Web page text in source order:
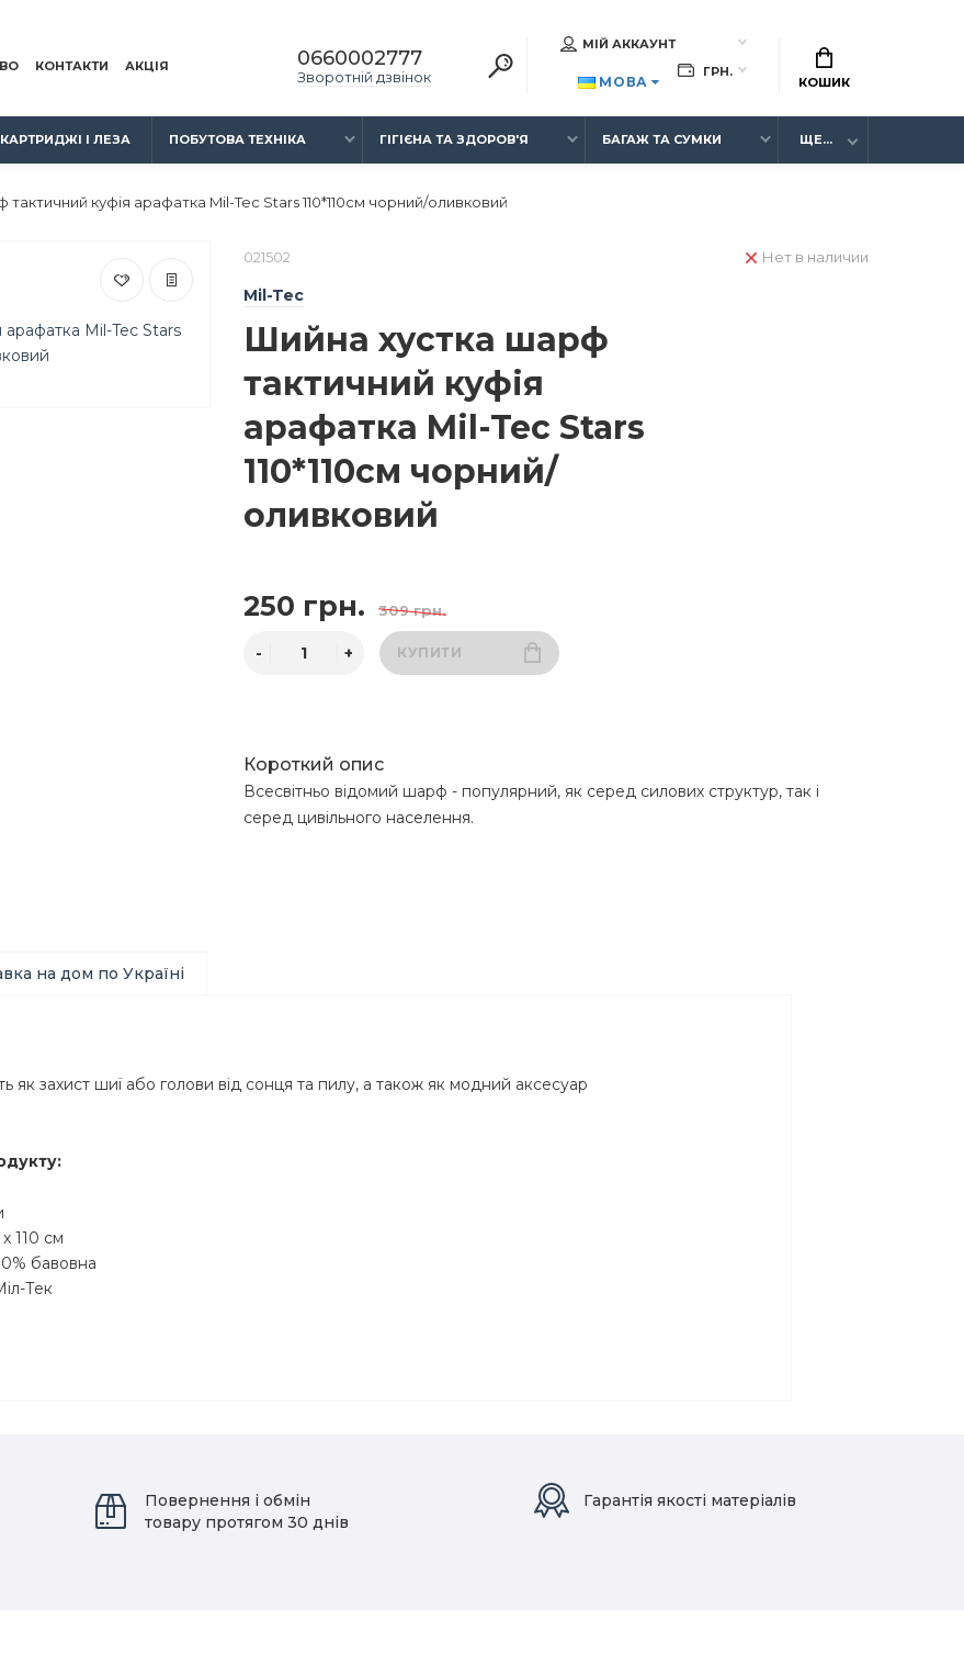
КОНТАКТИ АКЦІЯ 0660002777
Зворотній дзвінок
МІЙ АККАУНТ
МОВА
ГРН.
КОШИК
КАРТРИДЖІ І ЛЕЗА ПОБУТОВА ТЕХНІКА ГІГІЄНА ТА ЗДОРОВ'Я БАГАЖ ТА СУМКИ ЩЕ...
куфія арафатка Mil-Tec Stars 110*110см чорний/оливковий
021502
Mil-Tec
Шийна хустка шарф
тактичний куфія
арафатка Mil-Tec Stars
110*110см чорний/
оливковий
Нет в наличии
250 грн. 309 грн.
КУПИТИ
Короткий опис
Всесвітньо відомий шарф - популярний, як серед силових структур, так і
серед цивільного населення.
на дом по Україні
як захист шиї або голови від сонця та пилу, а також як модний аксесуар
110 см
бавовна
Тек
Повернення і обмін
товару протягом 30 днів
Гарантія якості матеріалів